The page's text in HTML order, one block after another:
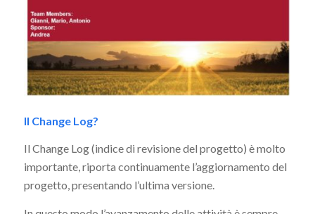
Il Change Log?
Il Change Log (indice di revisione del progetto) è molto
importante, riporta continuamente l’aggiornamento del
progetto, presentando l’ultima versione.